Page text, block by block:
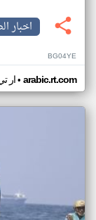
اخبار
BG04YE
ار• arabic.rt.com